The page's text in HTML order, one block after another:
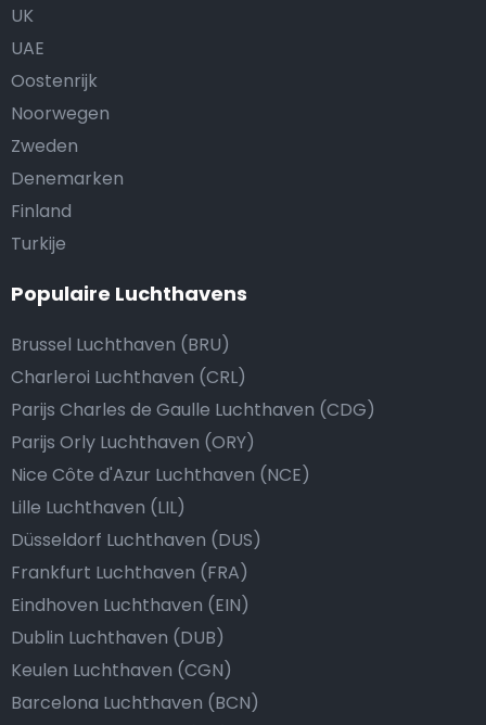
UK
UAE
Oostenrijk
Noorwegen
Zweden
Denemarken
Finland
Turkije
Populaire Luchthavens
Brussel Luchthaven (BRU)
Charleroi Luchthaven (CRL)
Parijs Charles de Gaulle Luchthaven (CDG)
Parijs Orly Luchthaven (ORY)
Nice Côte d'Azur Luchthaven (NCE)
Lille Luchthaven (LIL)
Düsseldorf Luchthaven (DUS)
Frankfurt Luchthaven (FRA)
Eindhoven Luchthaven (EIN)
Dublin Luchthaven (DUB)
Keulen Luchthaven (CGN)
Barcelona Luchthaven (BCN)